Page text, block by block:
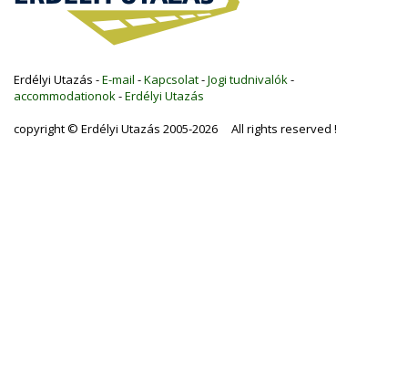
Erdélyi Utazás -E-mail -Kapcsolat-Jogi tudnivalók-
accommodationok-Erdélyi Utazás
copyright © Erdélyi Utazás 2005-2026 All rights reserved !